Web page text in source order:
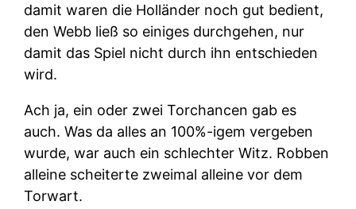
damit waren die Holländer noch gut bedient,
den Webb ließ so einiges durchgehen, nur
damit das Spiel nicht durch ihn entschieden
wird.
Ach ja, ein oder zwei Torchancen gab es
auch. Was da alles an 100%-igem vergeben
wurde, war auch ein schlechter Witz. Robben
alleine scheiterte zweimal alleine vor dem
Torwart.